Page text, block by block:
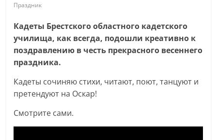
Праздник
Кадеты Брестского областного кадетского
училища, как всегда, подошли креативно к
поздравлению в честь прекрасного весеннего
праздника.
Кадеты сочиняю стихи, читают, поют, танцуют и
претендуют на Оскар!
Смотрите сами.